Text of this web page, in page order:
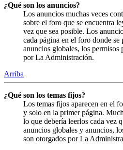
¿Qué son los anuncios?
Los anuncios muchas veces
sobre el foro que se encuentra
vez que sea posible. Los
cada página en el foro donde
anuncios globales, los permisos
por La Administración.
Arriba
¿Qué son los temas fijos?
Los temas fijos aparecen en el
y solo en la primer página.
lo que debería leerlos cada vez
anuncios globales y anuncios,
son otorgados por La